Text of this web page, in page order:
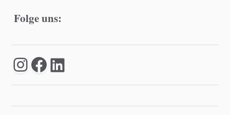
Folge uns: